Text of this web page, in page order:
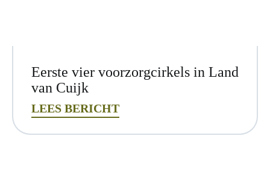
Eerste vier voorzorgcirkels in Land
van Cuijk
LEES BERICHT